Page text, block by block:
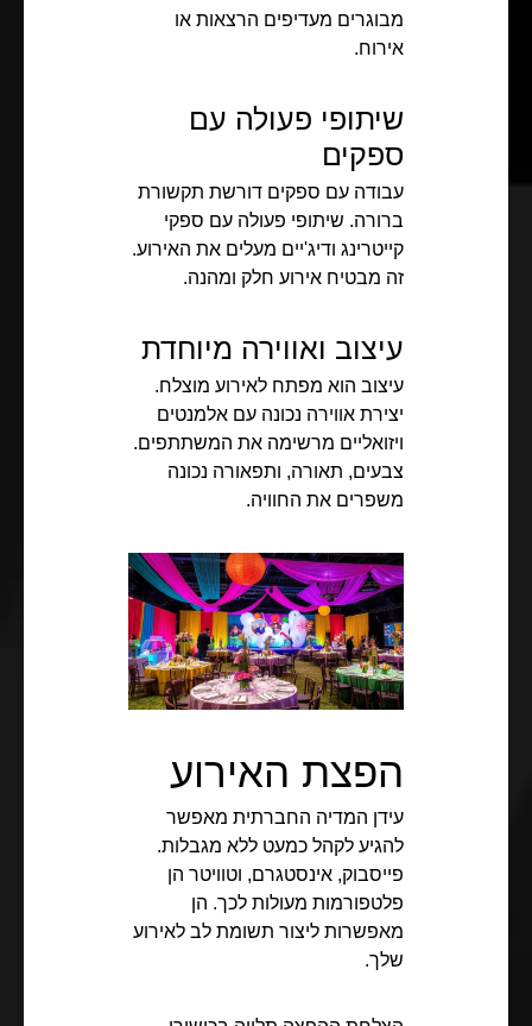
מבוגרים מעדיפים הרצאות או
אירוח.
שיתופי פעולה עם
ספקים
עבודה עם ספקים דורשת תקשורת
ברורה. שיתופי פעולה עם ספקי
קייטרינג ודיג'יים מעלים את האירוע.
זה מבטיח אירוע חלק ומהנה.
עיצוב ואווירה מיוחדת
עיצוב הוא מפתח לאירוע מוצלח.
יצירת אווירה נכונה עם אלמנטים
ויזואליים מרשימה את המשתתפים.
צבעים, תאורה, ותפאורה נכונה
משפרים את החוויה.
הפצת האירוע
עידן המדיה החברתית מאפשר
להגיע לקהל כמעט ללא מגבלות.
פייסבוק, אינסטגרם, וטוויטר הן
פלטפורמות מעולות לכך. הן
מאפשרות ליצור תשומת לב לאירוע
שלך.